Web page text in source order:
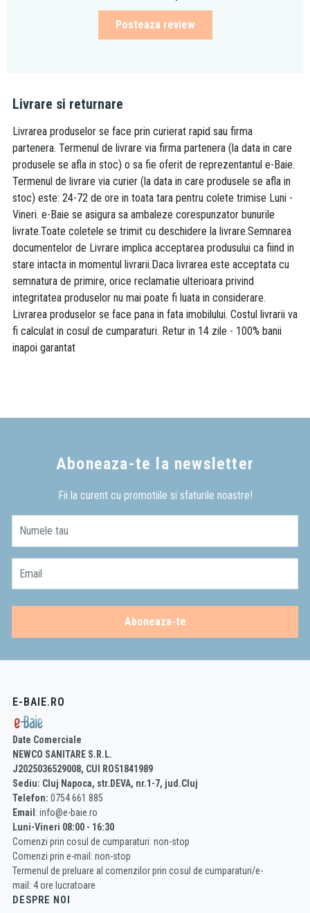
Posteaza review
Livrare si returnare
Livrarea produselor se face prin curierat rapid sau firma
partenera. Termenul de livrare via firma partenera (la data in care
produsele se afla in stoc) o sa fie oferit de reprezentantul e-Baie.
Termenul de livrare via curier (la data in care produsele se afla in
stoc) este: 24-72 de ore in toata tara pentru colete trimise Luni -
Vineri. e-Baie se asigura sa ambaleze corespunzator bunurile
livrate.Toate coletele se trimit cu deschidere la livrare.Semnarea
documentelor de Livrare implica acceptarea produsului ca fiind in
stare intacta in momentul livrarii.Daca livrarea este acceptata cu
semnatura de primire, orice reclamatie ulterioara privind
integritatea produselor nu mai poate fi luata in considerare.
Livrarea produselor se face pana in fata imobilului. Costul livrarii va
fi calculat in cosul de cumparaturi. Retur in 14 zile - 100% banii
inapoi garantat
Aboneaza-te la newsletter
Fii la curent cu promotiile si sfaturile noastre!
Numele tau
Email
Aboneaza-te
E-BAIE.RO
Date Comerciale
NEWCO SANITARE S.R.L.
J2025036529008, CUI RO51841989
Sediu: Cluj Napoca, str.DEVA, nr.1-7, jud.Cluj
Telefon: 0754 661 885
Email : info@e-baie.ro
Luni-Vineri 08:00 - 16:30
Comenzi prin cosul de cumparaturi: non-stop
Comenzi prin e-mail: non-stop
Termenul de preluare al comenzilor prin cosul de cumparaturi/e-
mail: 4 ore lucratoare
DESPRE NOI